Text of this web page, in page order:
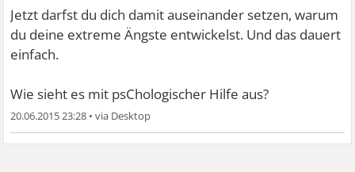
Jetzt darfst du dich damit auseinander setzen, warum
du deine extreme Ängste entwickelst. Und das dauert
einfach.
Wie sieht es mit psChologischer Hilfe aus?
20.06.2015 23:28 •